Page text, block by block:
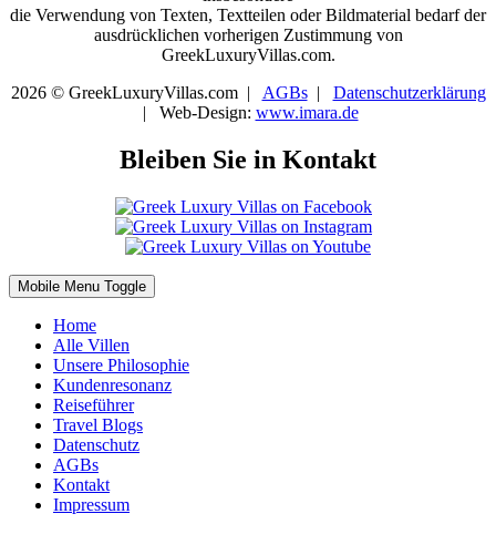
die Verwendung von Texten, Textteilen oder Bildmaterial bedarf der
ausdrücklichen vorherigen Zustimmung von
GreekLuxuryVillas.com.
2026 © GreekLuxuryVillas.com | AGBs| Datenschutzerklärung
| Web-Design: www.imara.de
Bleiben Sie in Kontakt
Mobile Menu Toggle
Home
Alle Villen
Unsere Philosophie
Kundenresonanz
Reiseführer
Travel Blogs
Datenschutz
AGBs
Kontakt
Impressum